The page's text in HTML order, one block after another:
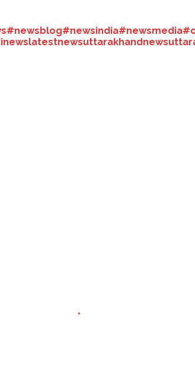
#newsblog#newsindia#newsmedia
latestnewsuttarakhandnews
*